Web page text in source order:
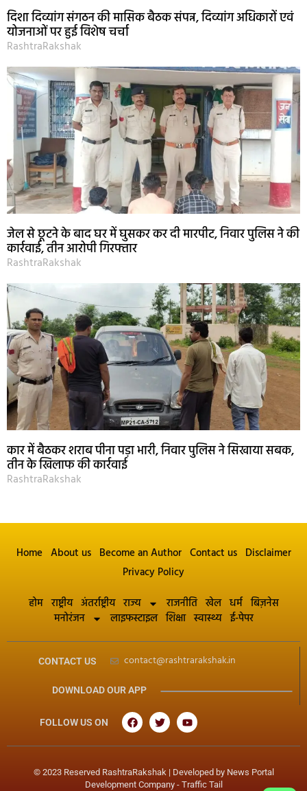
दिशा दिव्यांग संगठन की मासिक बैठक संपन्न, दिव्यांग अधिकारों एवं
योजनाओं पर हुई विशेष चर्चा
RashtraRakshak
जेल से छूटने के बाद घर में घुसकर कर दी मारपीट, निवार पुलिस ने की
कार्रवाई, तीन आरोपी गिरफ्तार
RashtraRakshak
कार में बैठकर शराब पीना पड़ा भारी, निवार पुलिस ने सिखाया सबक,
तीन के खिलाफ की कार्रवाई
RashtraRakshak
Home About us Become an Author Contact us Disclaimer
Privacy Policy
होम राष्ट्रीय अंतर्राष्ट्रीय राज्य राजनीति खेल धर्म बिज़नेस
मनोरंजन
लाइफस्टाइल शिक्षा स्वास्थ्य ई-पेपर
CONTACT US contact@rashtrarakshak.in
DOWNLOAD OUR APP
FOLLOW US ON
© 2023 Reserved RashtraRakshak | Developed by News Portal
Development Company- Traffic Tail